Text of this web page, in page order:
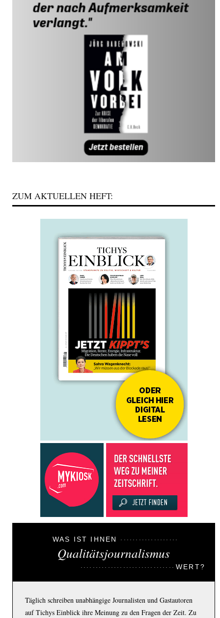
ZUM AKTUELLEN HEFT:
WAS IST IHNEN
Qualitätsjournalismus
WERT?
Täglich schreiben unabhängige Journalisten und Gastautoren
auf Tichys Einblick ihre Meinung zu den Fragen der Zeit. Zu